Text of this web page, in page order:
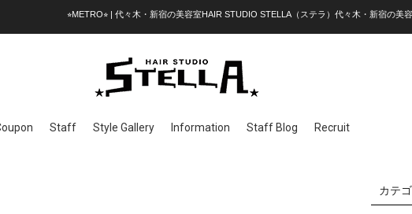
⭐︎METRO⭐︎ | 代々木・新宿の美容室HAIR STUDIO STELLA（ステラ）代々木・新宿の美
Staff Style Gallery Information Staff Blog Recruit
カテ